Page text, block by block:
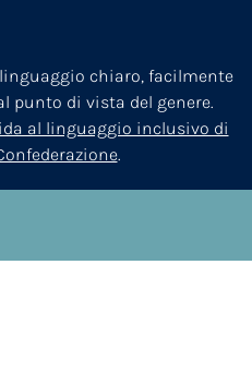
linguaggio chiaro, facilmente
punto di vista del genere.
al linguaggio inclusivo di
.